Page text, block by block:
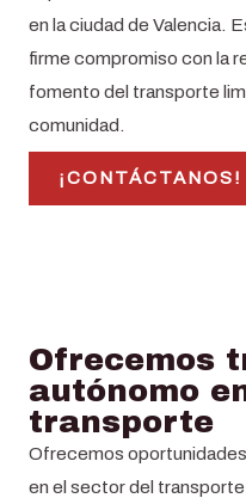
en la ciudad de Valencia.
firme compromiso con la
fomento del transporte
comunidad.
¡CONTÁCTANOS!
Ofrecemos
autónomo
transporte
Ofrecemos
en el sector del